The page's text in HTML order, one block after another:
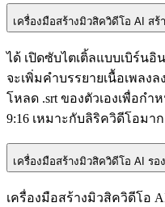
เครื่องมือสร้างมิวสิควิดีโอ AI ส
ได้ เปิดซับไตเติ้ลแบบเบิร์น
จะเพิ่มคำบรรยายเนื้อเพลง
โหลด .srt ของตัวเองเพื่อกำ
9:16 เหมาะกับลิริควิดีโอมาก
เครื่องมือสร้างมิวสิควิดีโอ AI รอ
เครื่องมือสร้างมิวสิควิดีโอ